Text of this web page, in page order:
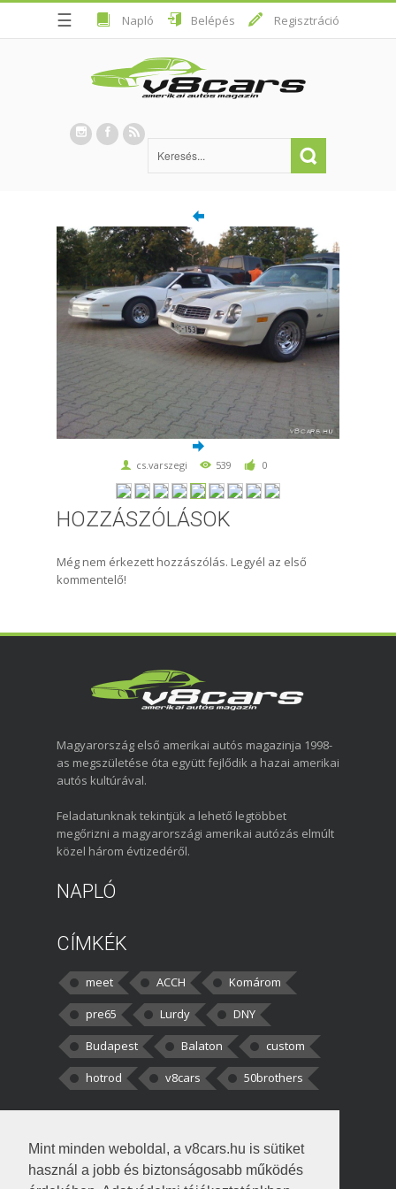
Mint minden weboldal, a v8cars.hu is sütiket
használ a jobb és biztonságosabb működés
☰ Napló Belépés Regisztráció
cs.varszegi 539 0
HOZZÁSZÓLÁSOK
Még nem érkezett hozzászólás. Legyél az első
kommentelő!
Magyarország első amerikai autós magazinja 1998-
as megszületése óta együtt fejlődik a hazai amerikai
autós kultúrával.
Feladatunknak tekintjük a lehető legtöbbet
megőrizni a magyarországi amerikai autózás elmúlt
közel három évtizedéről.
NAPLÓ
CÍMKÉK
meet ACCH
Komárom
pre65
Lurdy
DNY
Budapest
Balaton
custom
hotrod
v8cars 50brothers
kortisz:Elszúrtam! Én csak két
darabbaal számoltam. Nem tudtam, hogy fél autót,